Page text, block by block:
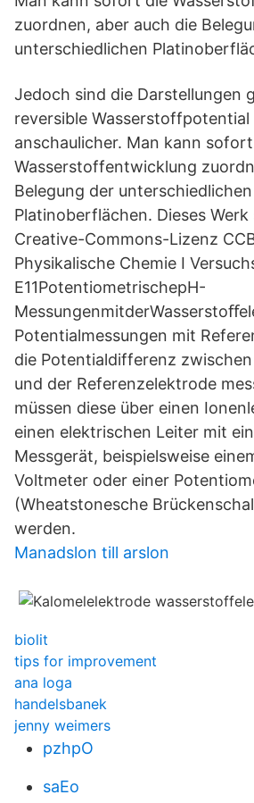
zuordnen, aber auch die
unterschiedlichen
Jedoch sind die Darstellungen
reversible Wasserstoffpotential
anschaulicher. Man kann
Wasserstoffentwicklung
Belegung der unterschiedlichen
Platinoberflächen. Dieses
Creative-Commons-Lizenz
Physikalische Chemie I
E11PotentiometrischepH-
Potentialmessungen mit
die Potentialdifferenz
und der Referenzelektrode
müssen diese über einen
einen elektrischen Leiter mit
Messgerät, beispielsweise
Voltmeter oder einer
(Wheatstonesche
werden.
Manadslon till arslon
biolit
tips for improvement
ana loga
handelsbanek
jenny weimers
pzhpO
saEo